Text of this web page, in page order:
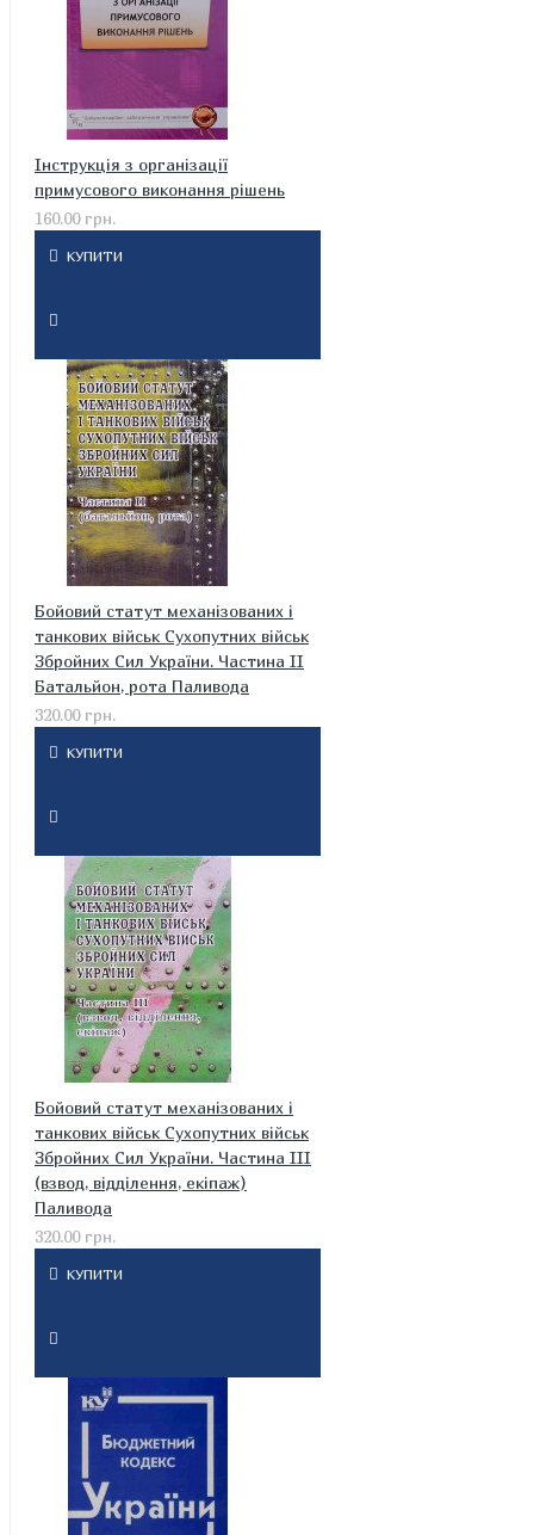
Інструкція з організації
примусового виконання рішень
160.00 грн.
КУПИТИ
Бойовий статут механізованих і
танкових військ Сухопутних військ
Збройних Сил України. Частина II
Батальйон, рота Паливода
320.00 грн.
КУПИТИ
Бойовий статут механізованих і
танкових військ Сухопутних військ
Збройних Сил України. Частина ІІІ
(взвод, відділення, екіпаж)
Паливода
320.00 грн.
КУПИТИ